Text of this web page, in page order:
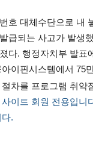
호 대체수단으로 내
급되는 사고가 발생
다. 행정자치부 발표
아이핀시스템에서 75
차를 프로그램 취약
이트 회원 전용입니
.